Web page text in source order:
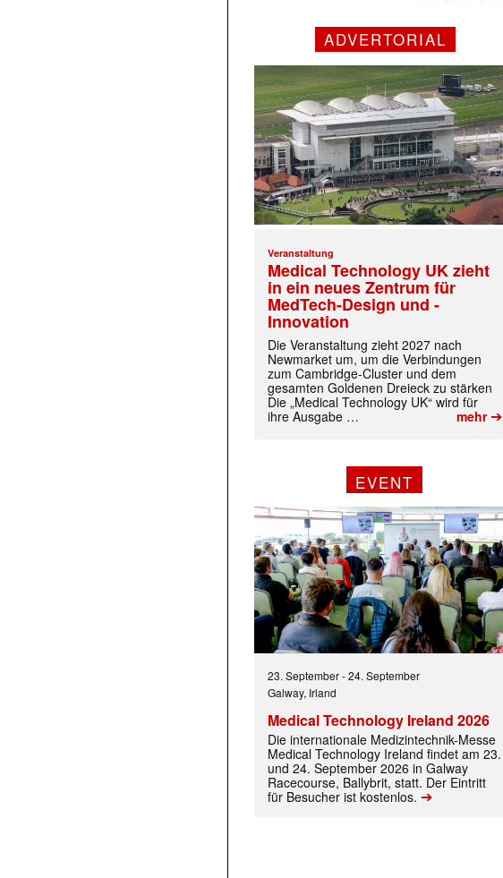
|transkript-Newsletter jede Woche aktuell informiert.
ADVERTORIAL
Veranstaltung
Medical Technology UK zieht
in ein neues Zentrum für
MedTech-Design und -
Innovation
Die Veranstaltung zieht 2027 nach
Newmarket um, um die Verbindungen
zum Cambridge-Cluster und dem
gesamten Goldenen Dreieck zu stärken
Die „Medical Technology UK“ wird für
ihre Ausgabe …
mehr➔
EVENT
23. September-24. September
Galway, Irland
Medical Technology Ireland 2026
Die internationale Medizintechnik-Messe
Medical Technology Ireland findet am 23.
und 24. September 2026 in Galway
Racecourse, Ballybrit, statt. Der Eintritt
für Besucher ist kostenlos. ➔